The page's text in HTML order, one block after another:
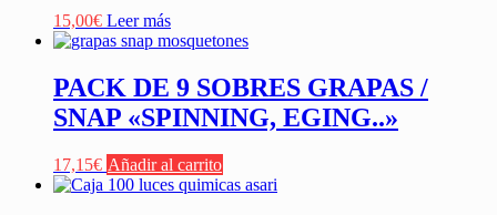
15,00€ Leer más
PACK DE 9 SOBRES GRAPAS /
SNAP «SPINNING, EGING..»
17,15€ Añadir al carrito